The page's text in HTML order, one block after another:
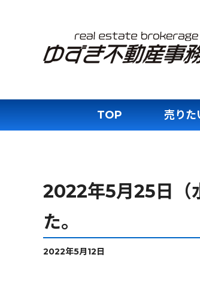
TOP 売りた
2022年5月25日（
た。
2022年5月12日